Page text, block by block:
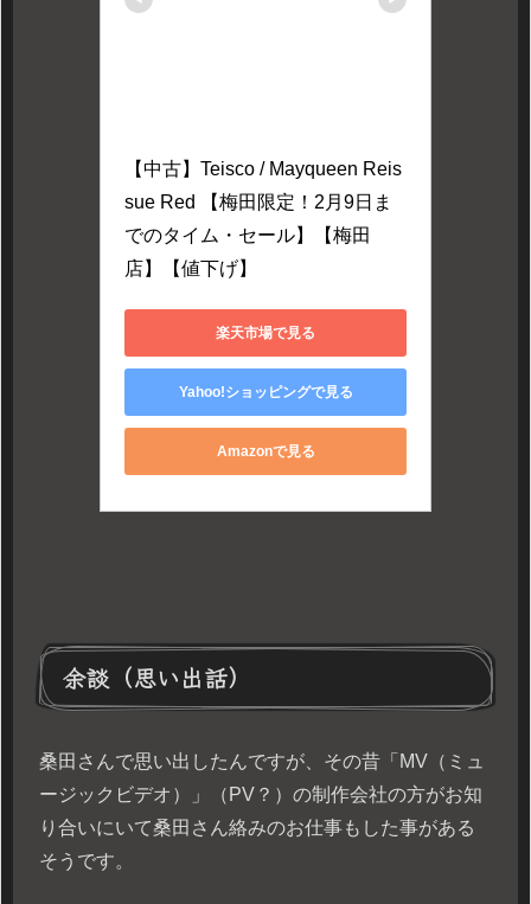
【中古】Teisco / Mayqueen Reis
sue Red 【梅田限定！2月9日ま
でのタイム・セール】【梅田
店】【値下げ】
楽天市場で見る
Yahoo!ショッピングで見る
Amazonで見る
余談（思い出話）
桑田さんで思い出したんですが、その昔「MV（ミュ
ージックビデオ）」（PV？）の制作会社の方がお知
り合いにいて桑田さん絡みのお仕事もした事がある
そうです。